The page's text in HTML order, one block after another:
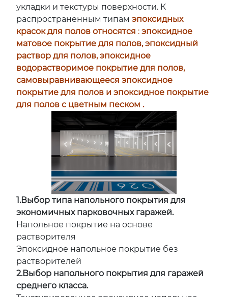
укладки и текстуры поверхности. К
распространенным типам эпоксидных
красок для полов относятся : эпоксидное
матовое покрытие для полов, эпоксидный
раствор для полов, эпоксидное
водорастворимое покрытие для полов,
самовыравнивающееся эпоксидное
покрытие для полов и эпоксидное покрытие
для полов с цветным песком .
1.Выбор типа напольного покрытия для
экономичных парковочных гаражей.
Напольное покрытие на основе
растворителя
Эпоксидное напольное покрытие без
растворителей
2.Выбор напольного покрытия для гаражей
среднего класса.